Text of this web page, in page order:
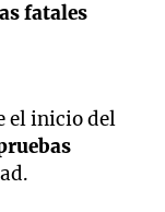
fatales
el inicio del